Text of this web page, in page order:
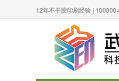
12年不干胶印刷经验 |